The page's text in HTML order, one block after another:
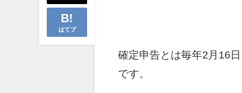
はてブ
確定申告とは毎年2月16
です。